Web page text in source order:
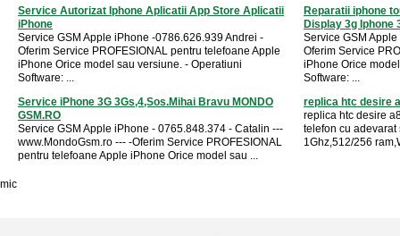
Service Autorizat Iphone Aplicatii App Store Aplicatii
iPhone
Service GSM Apple iPhone -0786.626.939 Andrei -
Oferim Service PROFESIONAL pentru telefoane Apple
iPhone Orice model sau versiune. - Operatiuni
Software: ...
Reparatii iphone
Display 3g Iphone
Service GSM
Oferim Service
iPhone Orice
Software: ...
Service iPhone 3G 3Gs,4,Sos.Mihai Bravu MONDO
GSM.RO
Service GSM Apple iPhone - 0765.848.374 - Catalin ---
www.MondoGsm.ro --- -Oferim Service PROFESIONAL
pentru telefoane Apple iPhone Orice model sau ...
replica htc desire
replica htc desire
telefon cu
1Ghz,512/256
mic